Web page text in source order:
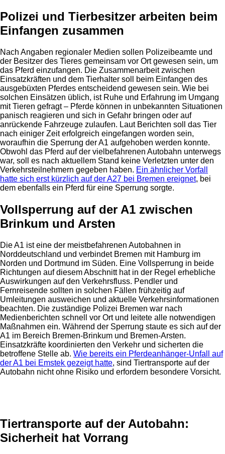
Polizei und Tierbesitzer arbeiten beim
Einfangen zusammen
Nach Angaben regionaler Medien sollen Polizeibeamte und
der Besitzer des Tieres gemeinsam vor Ort gewesen sein, um
das Pferd einzufangen. Die Zusammenarbeit zwischen
Einsatzkräften und dem Tierhalter soll beim Einfangen des
ausgebüxten Pferdes entscheidend gewesen sein. Wie bei
solchen Einsätzen üblich, ist Ruhe und Erfahrung im Umgang
mit Tieren gefragt – Pferde können in unbekannten Situationen
panisch reagieren und sich in Gefahr bringen oder auf
anrückende Fahrzeuge zulaufen. Laut Berichten soll das Tier
nach einiger Zeit erfolgreich eingefangen worden sein,
woraufhin die Sperrung der A1 aufgehoben werden konnte.
Obwohl das Pferd auf der vielbefahrenen Autobahn unterwegs
war, soll es nach aktuellem Stand keine Verletzten unter den
Verkehrsteilnehmern gegeben haben. Ein ähnlicher Vorfall
hatte sich erst kürzlich auf der A27 bei Bremen ereignet, bei
dem ebenfalls ein Pferd für eine Sperrung sorgte.
Vollsperrung auf der A1 zwischen
Brinkum und Arsten
Die A1 ist eine der meistbefahrenen Autobahnen in
Norddeutschland und verbindet Bremen mit Hamburg im
Norden und Dortmund im Süden. Eine Vollsperrung in beide
Richtungen auf diesem Abschnitt hat in der Regel erhebliche
Auswirkungen auf den Verkehrsfluss. Pendler und
Fernreisende sollten in solchen Fällen frühzeitig auf
Umleitungen ausweichen und aktuelle Verkehrsinformationen
beachten. Die zuständige Polizei Bremen war nach
Medienberichten schnell vor Ort und leitete alle notwendigen
Maßnahmen ein. Während der Sperrung staute es sich auf der
A1 im Bereich Bremen-Brinkum und Bremen-Arsten.
Einsatzkräfte koordinierten den Verkehr und sicherten die
betroffene Stelle ab. Wie bereits ein Pferdeanhänger-Unfall auf
der A1 bei Emstek gezeigt hatte, sind Tiertransporte auf der
Autobahn nicht ohne Risiko und erfordern besondere Vorsicht.
Tiertransporte auf der Autobahn:
Sicherheit hat Vorrang